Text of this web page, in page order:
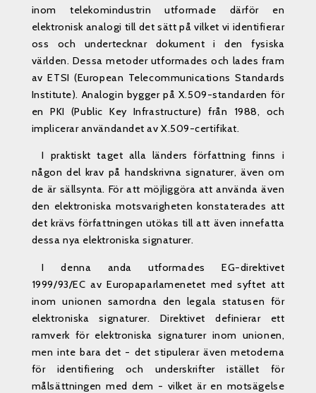
inom telekomindustrin utformade därför en
elektronisk analogi till det sätt på vilket vi identifierar
oss och undertecknar dokument i den fysiska
världen. Dessa metoder utformades och lades fram
av ETSI (European Telecommunications Standards
Institute). Analogin bygger på X.509-standarden för
en PKI (Public Key Infrastructure) från 1988, och
implicerar användandet av X.509-certifikat.
I praktiskt taget alla länders författning finns i
någon del krav på handskrivna signaturer, även om
de är sällsynta. För att möjliggöra att använda även
den elektroniska motsvarigheten konstaterades att
det krävs författningen utökas till att även innefatta
dessa nya elektroniska signaturer.
I denna anda utformades EG-direktivet
1999/93/EC av Europaparlamenetet med syftet att
inom unionen samordna den legala statusen för
elektroniska signaturer. Direktivet definierar ett
ramverk för elektroniska signaturer inom unionen,
men inte bara det - det stipulerar även metoderna
för identifiering och underskrifter istället för
målsättningen med dem - vilket är en motsägelse